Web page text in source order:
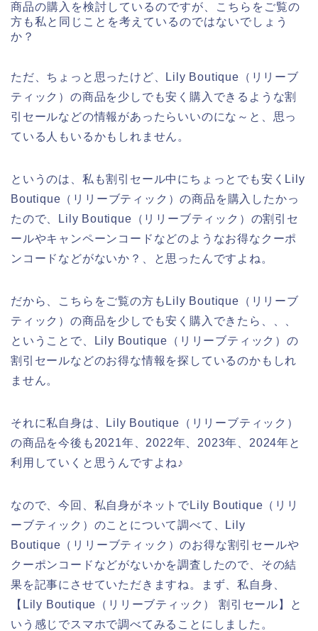
商品の購入を検討しているのですが、こちらをご覧の
方も私と同じことを考えているのではないでしょう
か？
ただ、ちょっと思ったけど、Lily Boutique（リリーブ
ティック）の商品を少しでも安く購入できるような割
引セールなどの情報があったらいいのにな～と、思っ
ている人もいるかもしれません。
というのは、私も割引セール中にちょっとでも安くLily
Boutique（リリーブティック）の商品を購入したかっ
たので、Lily Boutique（リリーブティック）の割引セ
ールやキャンペーンコードなどのようなお得なクーポ
ンコードなどがないか？、と思ったんですよね。
だから、こちらをご覧の方もLily Boutique（リリーブ
ティック）の商品を少しでも安く購入できたら、、、
ということで、Lily Boutique（リリーブティック）の
割引セールなどのお得な情報を探しているのかもしれ
ません。
それに私自身は、Lily Boutique（リリーブティック）
の商品を今後も2021年、2022年、2023年、2024年と
利用していくと思うんですよね♪
なので、今回、私自身がネットでLily Boutique（リリ
ーブティック）のことについて調べて、Lily
Boutique（リリーブティック）のお得な割引セールや
クーポンコードなどがないかを調査したので、その結
果を記事にさせていただきますね。まず、私自身、
【Lily Boutique（リリーブティック） 割引セール】と
いう感じでスマホで調べてみることにしました。